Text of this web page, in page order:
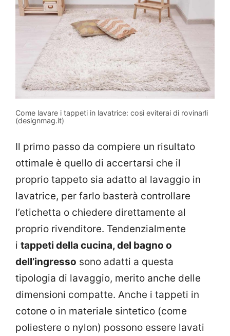
Come lavare i tappeti in lavatrice: così eviterai di rovinarli
(designmag.it)
Il primo passo da compiere un risultato
ottimale è quello di accertarsi che il
proprio tappeto sia adatto al lavaggio in
lavatrice, per farlo basterà controllare
l’etichetta o chiedere direttamente al
proprio rivenditore. Tendenzialmente
i tappeti della cucina, del bagno o
dell’ingresso sono adatti a questa
tipologia di lavaggio, merito anche delle
dimensioni compatte. Anche i tappeti in
cotone o in materiale sintetico (come
poliestere o nylon) possono essere lavati